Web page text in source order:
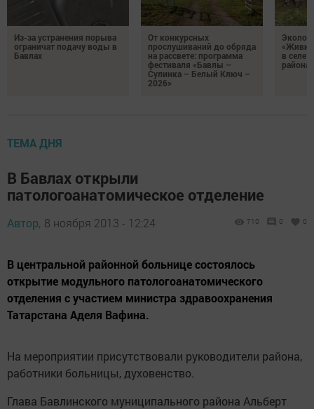
Из-за устранения порыва
ограничат подачу воды в
Бавлах
От конкурсных
прослушиваний до обряда
на рассвете: программа
фестиваля «Бавлы –
Сулинка – Белый Ключ –
2026»
«Живи,
в селе
района
ТЕМА ДНЯ
В Бавлах открыли
патологоанатомическое отделение
Автор, 8 ноября 2013 - 12:24 710 0 0
В центральной районной больнице состоялось
открытие модульного патологоанатомического
отделения с участием министра здравоохранения
Татарстана Аделя Вафина.
На мероприятии присутствовали руководители района,
работники больницы, духовенство.
Глава Бавлинского муниципального района Альберт